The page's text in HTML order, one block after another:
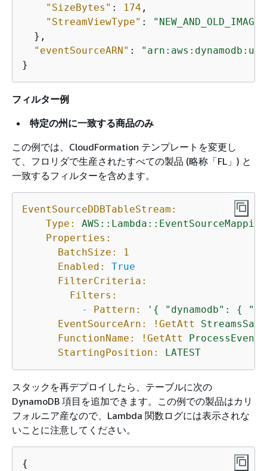
"SizeBytes" : 174 ,
"StreamViewType" :
  },
"eventSourceARN" :
}
フィルター例
特定の州に一致する商品のみ
この例では、CloudFormation テンプレートを変更し
て、フロリダで生産されたすべての製品 (略称「FL」) と
一致するフィルターを含めます。
EventSourceDDBTableStream:
Type:
AWS::Lambda::EventSourceMapping
Properties:
BatchSize:
1
Enabled:
True
FilterCriteria:
Filters:
-
Pattern: ' { "dynamodb": {
EventSourceArn:
!GetAtt
FunctionName:
!GetAtt
StartingPosition:
LATEST
スタックを再デプロイしたら、テーブルに次の
DynamoDB 項目を追加できます。この例での製品はカリ
フォルニア産なので、Lambda 関数ログには表示されな
いことに注意してください。
{